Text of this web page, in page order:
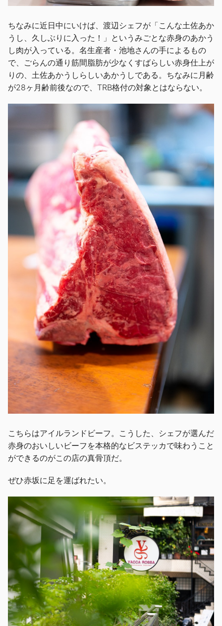
ちなみに近日中にいけば、渡辺シェフが「こんな土佐あか
うし、久しぶりに入った！」というみごとな赤身のあかう
し肉が入っている。名生産者・池地さんの手によるもの
で、ごらんの通り筋間脂肪が少なくすばらしい赤身仕上が
りの、土佐あかうしらしいあかうしである。ちなみに月齢
が28ヶ月齢前後なので、TRB格付の対象とはならない。
こちらはアイルランドビーフ。こうした、シェフが選んだ
赤身のおいしいビーフを本格的なビステッカで味わうこと
ができるのがこの店の真骨頂だ。
ぜひ赤坂に足を運ばれたい。